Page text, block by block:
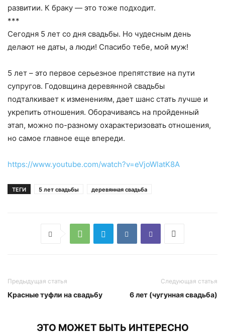
развитии. К браку — это тоже подходит.
***
Сегодня 5 лет со дня свадьбы. Но чудесным день
делают не даты, а люди! Спасибо тебе, мой муж!
5 лет – это первое серьезное препятствие на пути
супругов. Годовщина деревянной свадьбы
подталкивает к изменениям, дает шанс стать лучше и
укрепить отношения. Оборачиваясь на пройденный
этап, можно по-разному охарактеризовать отношения,
но самое главное еще впереди.
https://www.youtube.com/watch?v=eVjoWlatK8A
ТЕГИ 5 лет свадьбы деревянная свадьба
Предыдущая статья
Красные туфли на свадьбу
Следующая статья
6 лет (чугунная свадьба)
ЭТО МОЖЕТ БЫТЬ ИНТЕРЕСНО